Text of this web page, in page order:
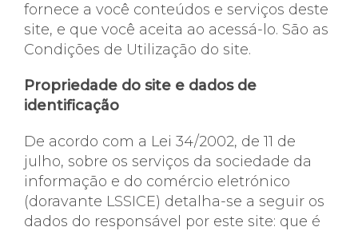
fornece a você conteúdos e serviços deste
site, e que você aceita ao acessá-lo. São as
Condições de Utilização do site.
Propriedade do site e dados de
identificação
De acordo com a Lei 34/2002, de 11 de
julho, sobre os serviços da sociedade da
informação e do comércio eletrónico
(doravante LSSICE) detalha-se a seguir os
dados do responsável por este site: que é